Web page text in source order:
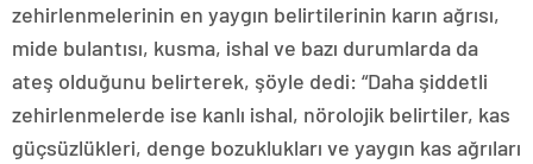
zehirlenmelerinin en yaygın belirtilerinin karın ağrısı,
mide bulantısı, kusma, ishal ve bazı durumlarda da
ateş olduğunu belirterek, şöyle dedi: “Daha şiddetli
zehirlenmelerde ise kanlı ishal, nörolojik belirtiler, kas
güçsüzlükleri, denge bozuklukları ve yaygın kas ağrıları